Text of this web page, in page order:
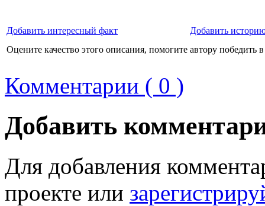
Добавить интересный факт
Добавить
Оцените качество этого описания, помогите автору победить
Комментарии ( 0 )
Добавить
Для добавления
проекте или